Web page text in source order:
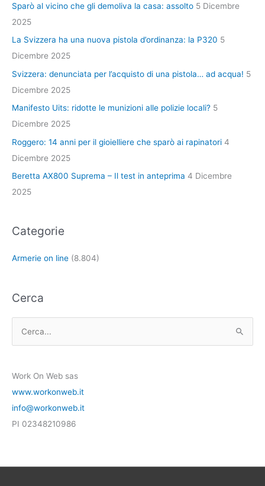
Sparò al vicino che gli demoliva la casa: assolto 5 Dicembre
2025
La Svizzera ha una nuova pistola d’ordinanza: la P320 5
Dicembre 2025
Svizzera: denunciata per l’acquisto di una pistola… ad acqua! 5
Dicembre 2025
Manifesto Uits: ridotte le munizioni alle polizie locali? 5
Dicembre 2025
Roggero: 14 anni per il gioielliere che sparò ai rapinatori 4
Dicembre 2025
Beretta AX800 Suprema – Il test in anteprima 4 Dicembre
2025
Categorie
Armerie on line (8.804)
Cerca
c
a
:
Work On Web sas
www.workonweb.it
info@workonweb.it
PI 02348210986